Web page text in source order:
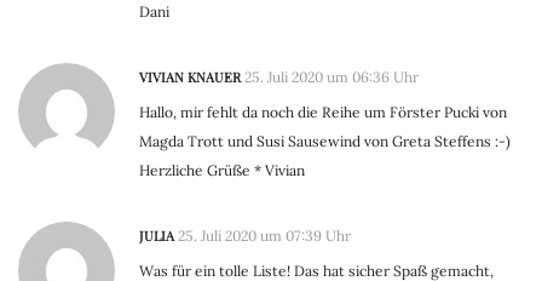
Dani
VIVIAN KNAUER 25. Juli 2020 um 06:36 Uhr
Hallo, mir fehlt da noch die Reihe um Förster Pucki von
Magda Trott und Susi Sausewind von Greta Steffens :-)
Herzliche Grüße * Vivian
JULIA 25. Juli 2020 um 07:39 Uhr
Was für ein tolle Liste! Das hat sicher Spaß gemacht,